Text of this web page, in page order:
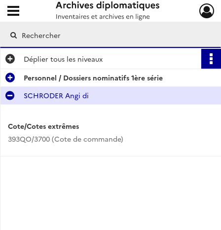
Archives diplomatiques
Ouvrir le menu déroulant
Déplier tous les niveaux
Personnel / Dossiers nominatifs 1ère série
SCHRODER Angi di
Cote/Cotes extrêmes
393QO/3700 (Cote de commande)